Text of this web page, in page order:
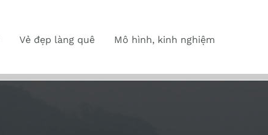
Vẻ đẹp làng quê Mô hình, kinh nghiệm